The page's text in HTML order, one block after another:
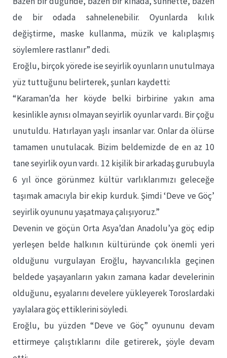
de bir odada sahnelenebilir. Oyunlarda kılık
değiştirme, maske kullanma, müzik ve kalıplaşmış
söylemlere rastlanır” dedi.
Eroğlu, birçok yörede ise seyirlik oyunların unutulmaya
yüz tuttuğunu belirterek, şunları kaydetti:
“Karaman’da her köyde belki birbirine yakın ama
kesinlikle aynısı olmayan seyirlik oyunlar vardı. Bir çoğu
unutuldu. Hatırlayan yaşlı insanlar var. Onlar da ölürse
tamamen unutulacak. Bizim beldemizde de en az 10
tane seyirlik oyun vardı. 12 kişilik bir arkadaş gurubuyla
6 yıl önce görünmez kültür varlıklarımızı geleceğe
taşımak amacıyla bir ekip kurduk. Şimdi ‘Deve ve Göç’
seyirlik oyununu yaşatmaya çalışıyoruz.”
Devenin ve göçün Orta Asya’dan Anadolu’ya göç edip
yerleşen belde halkının kültüründe çok önemli yeri
olduğunu vurgulayan Eroğlu, hayvancılıkla geçinen
beldede yaşayanların yakın zamana kadar develerinin
olduğunu, eşyalarını develere yükleyerek Toroslardaki
yaylalara göç ettiklerini söyledi.
Eroğlu, bu yüzden “Deve ve Göç” oyununu devam
ettirmeye çalıştıklarını dile getirerek, şöyle devam